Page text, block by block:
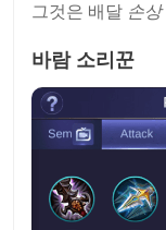
그것은 배달 손상
바람 소리꾼